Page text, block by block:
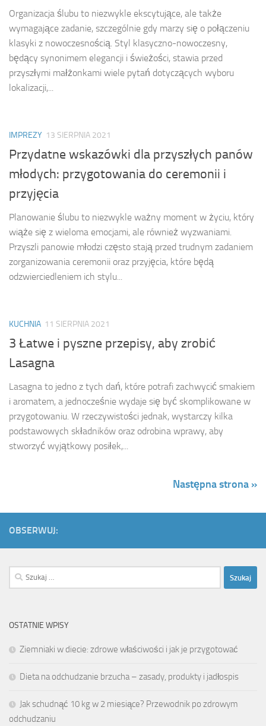
Organizacja ślubu to niezwykle ekscytujące, ale także
wymagające zadanie, szczególnie gdy marzy się o połączeniu
klasyki z nowoczesnością. Styl klasyczno-nowoczesny,
będący synonimem elegancji i świeżości, stawia przed
przyszłymi małżonkami wiele pytań dotyczących wyboru
lokalizacji,...
IMPREZY 13 SIERPNIA 2021
Przydatne wskazówki dla przyszłych panów
młodych: przygotowania do ceremonii i
przyjęcia
Planowanie ślubu to niezwykle ważny moment w życiu, który
wiąże się z wieloma emocjami, ale również wyzwaniami.
Przyszli panowie młodzi często stają przed trudnym zadaniem
zorganizowania ceremonii oraz przyjęcia, które będą
odzwierciedleniem ich stylu...
KUCHNIA 11 SIERPNIA 2021
3 Łatwe i pyszne przepisy, aby zrobić
Lasagna
Lasagna to jedno z tych dań, które potrafi zachwycić smakiem
i aromatem, a jednocześnie wydaje się być skomplikowane w
przygotowaniu. W rzeczywistości jednak, wystarczy kilka
podstawowych składników oraz odrobina wprawy, aby
stworzyć wyjątkowy posiłek,...
Następna strona »
OBSERWUJ:
Szukaj:
OSTATNIE WPISY
Ziemniaki w diecie: zdrowe właściwości i jak je przygotować
Dieta na odchudzanie brzucha – zasady, produkty i jadłospis
Jak schudnąć 10 kg w 2 miesiące? Przewodnik po zdrowym
odchudzaniu